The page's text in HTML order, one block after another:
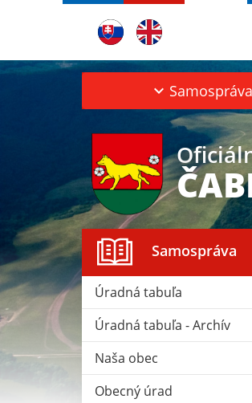
Samospráva
Samospráva
Úradná tabuľa
Úradná tabuľa - Archív
Naša obec
Obecný úrad